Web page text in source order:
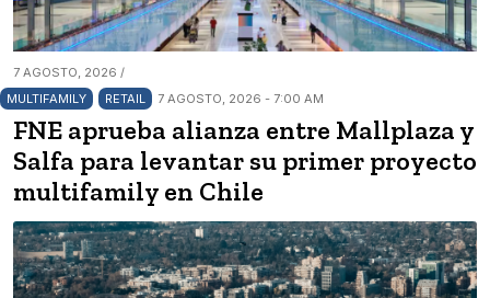
7 AGOSTO, 2026 /
MULTIFAMILY
RETAIL 7 AGOSTO, 2026 - 7:00 AM
FNE aprueba alianza entre Mallplaza y
Salfa para levantar su primer proyecto
multifamily en Chile